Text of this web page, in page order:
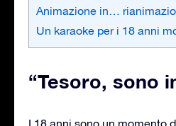
Animazione in…
Un karaoke per i 18 anni
“Tesoro, sono
I 18 anni sono un momento